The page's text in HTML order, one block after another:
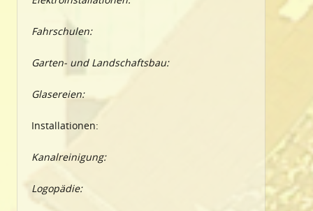
Fahrschulen:
Garten- und Landschaftsbau:
Glasereien:
Installationen:
Kanalreinigung:
Logopädie: